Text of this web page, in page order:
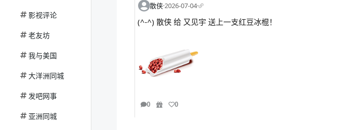
影视评论
老友坊
我与美国
大洋洲同城
发吧网事
亚洲同城
散侠·2026-07-04·
(^-^) 散侠 给 又见宇 送上一支红豆冰棍！
0 0